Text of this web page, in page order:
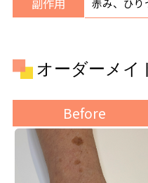
赤み、ひり
オーダーメイ
Before